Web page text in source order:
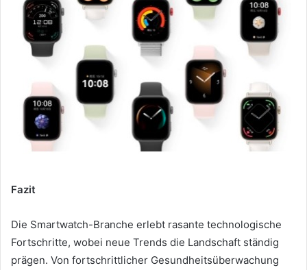
Fazit
Die Smartwatch-Branche erlebt rasante technologische
Fortschritte, wobei neue Trends die Landschaft ständig
prägen. Von fortschrittlicher Gesundheitsüberwachung